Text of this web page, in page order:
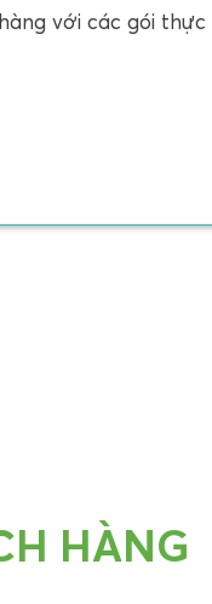
với các gói thực
HÀNG